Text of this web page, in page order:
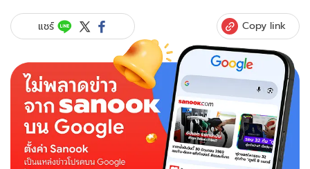
แชร์ Copy link